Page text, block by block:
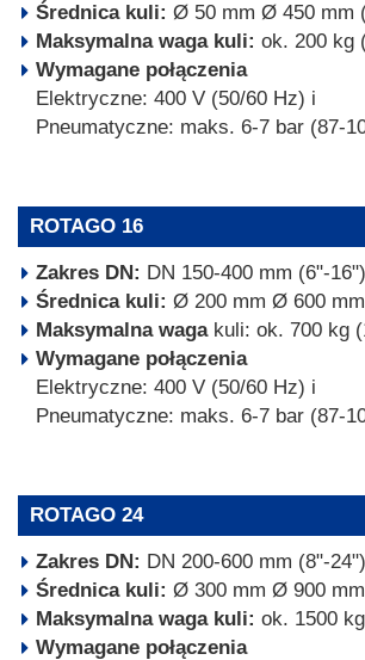
Średnica kuli: Ø 50 mm Ø 450 mm
Maksymalna waga kuli: ok. 200 kg
Wymagane połączenia
Elektryczne: 400 V (50/60 Hz) i
Pneumatyczne: maks. 6-7 bar (87-
ROTAGO 16
Zakres DN: DN 150-400 mm (6"-16")
Średnica kuli: Ø 200 mm Ø 600
Maksymalna wagakuli: ok. 700 kg
Wymagane połączenia
Elektryczne: 400 V (50/60 Hz) i
Pneumatyczne: maks. 6-7 bar (87-
ROTAGO 24
Zakres DN: DN 200-600 mm (8"-24")
Średnica kuli: Ø 300 mm Ø 900
Maksymalna waga kuli: ok. 1500
Wymagane połączenia